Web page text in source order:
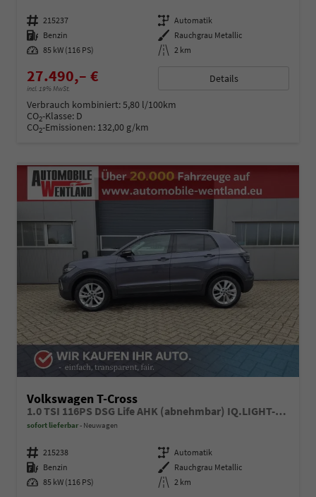
Fahrzeugnummer 215237 Getriebe Automatik
Kraftstoff Benzin Außenfarbe Rauchgrau Metallic
Leistung 85 kW (116 PS) Kilometerstand 2 km
27.490,– €
incl. 19% MwSt.
Details
Verbrauch kombiniert:5,80 l/100km
CO2-Klasse: D
CO2-Emissionen: 132,00 g/km
Volkswagen T-Cross
1.0 TSI 116PS DSG Life AHK (abnehmbar) IQ.LIGHT-LED-Matrix Sitzheizung Rückf.Kamera Klimaautomatik Abstandstempomat Apple CarPlay Android Auto
sofort lieferbar Neuwagen
Fahrzeugnummer 215238 Getriebe Automatik
Kraftstoff Benzin Außenfarbe Rauchgrau Metallic
Leistung 85 kW (116 PS) Kilometerstand 2 km